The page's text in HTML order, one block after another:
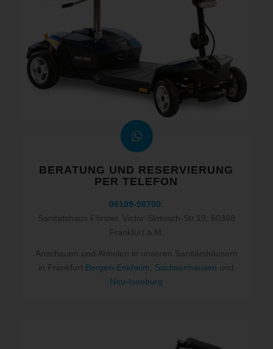
BERATUNG UND RESERVIERUNG
PER TELEFON
06109-50700.
Sanitätshaus Förster, Victor-Slotosch-Str.19, 60388
Frankfurt a.M.
Anschauen und Abholen in unseren Sanitätshäusern
in Frankfurt Bergen-Enkheim Sachsenhausen und
Neu-Isenburg